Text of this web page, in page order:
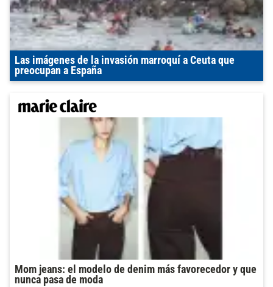
Las imágenes de la invasión marroquí a Ceuta que
preocupan a España
Mom jeans: el modelo de denim más favorecedor y que
nunca pasa de moda